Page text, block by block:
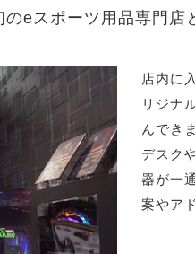
eスポーツ用品専門店
店内に
リジナ
んでき
デスク
器が一
案やア